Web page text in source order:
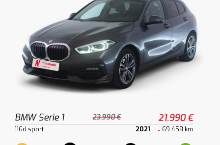
BMW Serie 1 23.990 € 21.990 €
116d sport 2021 69.458 km